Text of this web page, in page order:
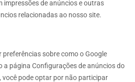
impressões de anúncios e outras
relacionadas ao nosso site.
sobre como o Google
a página Configurações de anúncios do
você pode optar por não participar